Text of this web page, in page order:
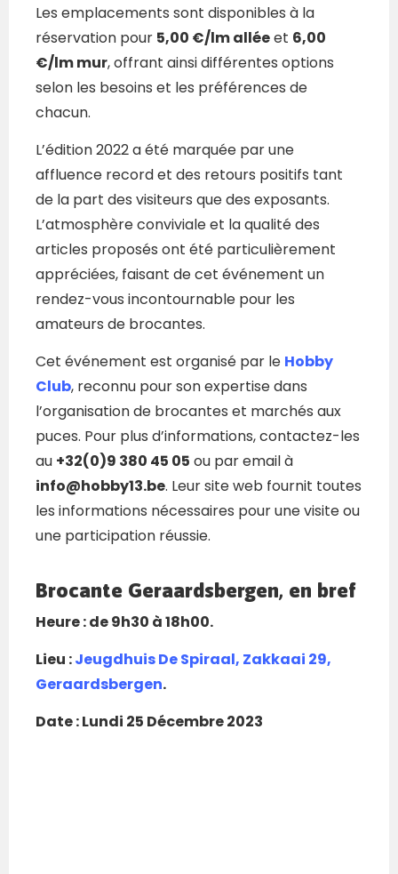
Les emplacements sont disponibles à la
réservation pour 5,00 €/lm alléeet 6,00
€/lm mur, offrant ainsi différentes options
selon les besoins et les préférences de
chacun.
L’édition 2022 a été marquée par une
affluence record et des retours positifs tant
de la part des visiteurs que des exposants.
L’atmosphère conviviale et la qualité des
articles proposés ont été particulièrement
appréciées, faisant de cet événement un
rendez-vous incontournable pour les
amateurs de brocantes.
Cet événement est organisé par le Hobby
Club, reconnu pour son expertise dans
l’organisation de brocantes et marchés aux
puces. Pour plus d’informations, contactez-les
au +32(0)9 380 45 05 ou par email à
info@hobby13.be. Leur site web fournit toutes
les informations nécessaires pour une visite ou
une participation réussie.
Brocante Geraardsbergen, en bref
Heure : de 9h30 à 18h00.
Lieu :Jeugdhuis De Spiraal, Zakkaai 29,
Geraardsbergen.
Date : Lundi 25 Décembre 2023